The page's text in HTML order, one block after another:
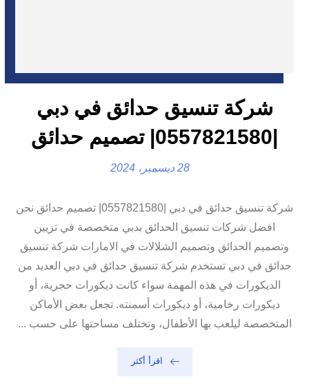
شركة تنسيق حدائق في دبي
28 ديسمبر، 2024
شركة تنسيق حدائق في دبي |0557821580| تصميم حدائق نحن
افضل شركات تنسيق الحدائق بدبي متخصصة في تزيين
وتصميم الحدائق وتصميم الشلالات في الامارات شركة تنسيق
حدائق في دبي تستخدم شركة تنسيق حدائق في دبي العديد من
الديكورات في هذه المهمة سواء كانت ديكورات حجرية، أو
ديكورات رخامية، أو ديكورات أسمنته. تجعل بعض الأماكن
المتخصصة ليلعب بها الأطفال، وتختلف مساحتها على حسب ...
اقرأ أكثر